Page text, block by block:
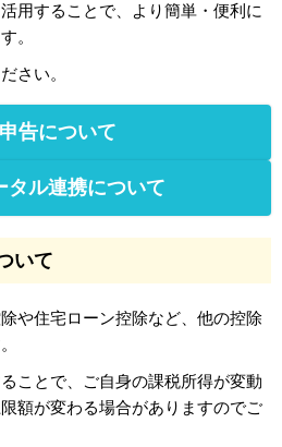
活用することで、より簡単・便利に
。
さい。
告について
タル連携について
いて
や住宅ローン控除など、他の控除
ことで、ご自身の課税所得が変動
額が変わる場合がありますのでご